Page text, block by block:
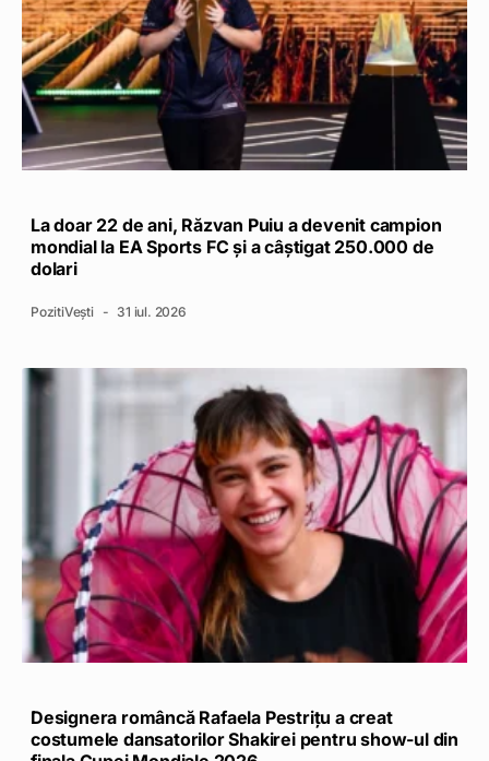
La doar 22 de ani, Răzvan Puiu a devenit campion
mondial la EA Sports FC și a câștigat 250.000 de
dolari
PozitiVești 31 iul. 2026
Designera româncă Rafaela Pestrițu a creat
costumele dansatorilor Shakirei pentru show-ul din